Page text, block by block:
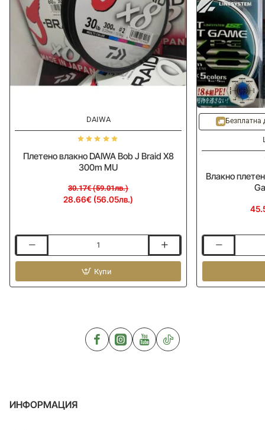
DAIWA
Плетено влакно DAIWA Bob J Braid X8
300m MU
28.66€ (56.05лв.)
30.17€ (59.01лв.)
влакно
Bob
Купи
Безплатна
Влакно
плетено
Boat
ИНФОРМАЦИЯ